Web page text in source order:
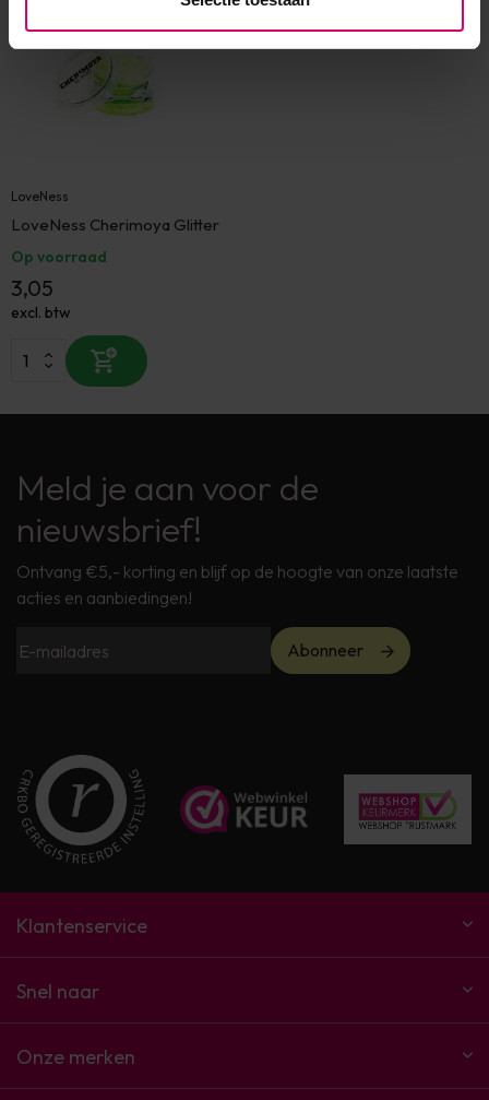
LoveNess
LoveNess Cherimoya Glitter
Op voorraad
3,05
excl. btw
Meld je aan voor de
nieuwsbrief!
Ontvang €5,- korting en blijf op de hoogte van onze laatste
acties en aanbiedingen!
Abonneer
Klantenservice
Snel naar
Onze merken